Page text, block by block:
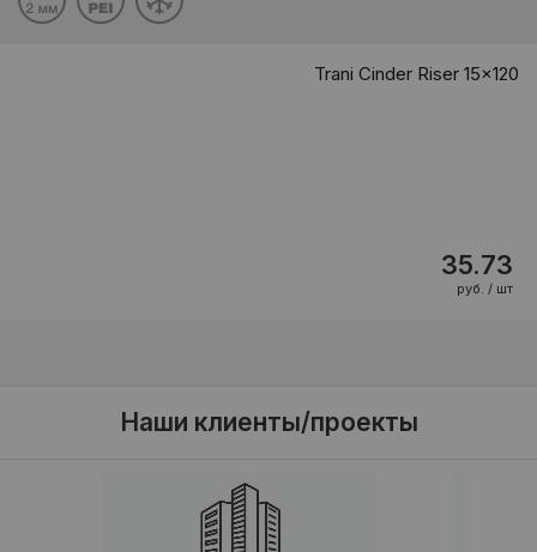
Trani Cinder Riser 15x120
35.73
руб. / шт
Наши клиенты/проекты